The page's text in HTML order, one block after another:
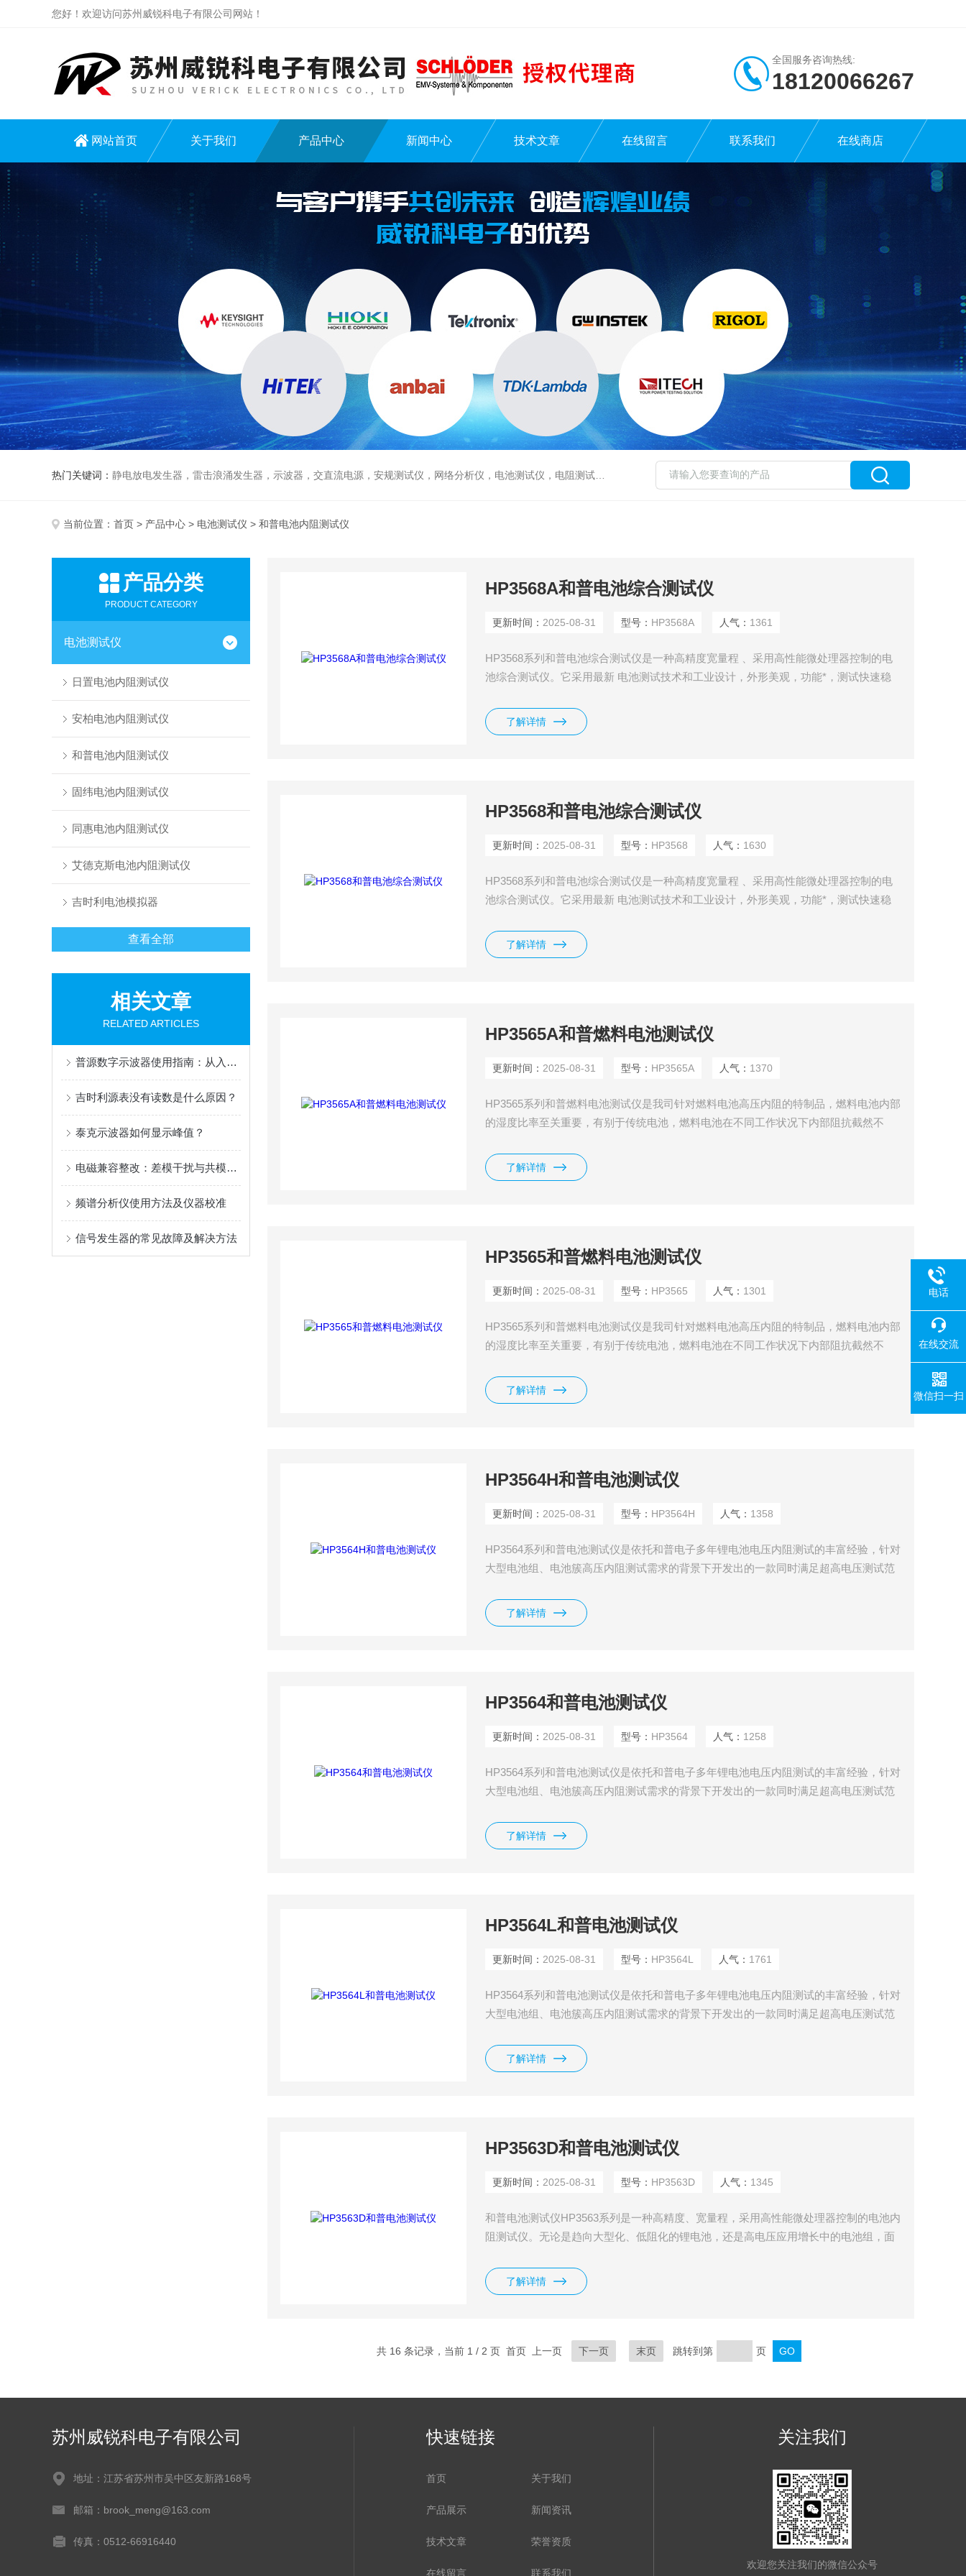
您好！欢迎访问苏州威锐科电子有限公司网站！
全国服务咨询热线:
18120066267
网站首页 关于我们 产品中心 新闻中心 技术文章 在线留言 联系我们 在线商店
热门关键词： 静电放电发生器，雷击浪涌发生器，示波器，交直流电源，安规测试仪，网络分析仪，电池测试仪，电阻测试仪，数据采集仪
当前位置： 首页 > 产品中心 > 电池测试仪 > 和普电池内阻测试仪
产品分类
PRODUCT CATEGORY
电池测试仪
日置电池内阻测试仪
安柏电池内阻测试仪
和普电池内阻测试仪
固纬电池内阻测试仪
同惠电池内阻测试仪
艾德克斯电池内阻测试仪
吉时利电池模拟器
查看全部
相关文章
RELATED ARTICLES
普源数字示波器使用指南：从入门到精通
吉时利源表没有读数是什么原因？
泰克示波器如何显示峰值？
电磁兼容整改：差模干扰与共模干扰
频谱分析仪使用方法及仪器校准
信号发生器的常见故障及解决方法
HP3568A和普电池综合测试仪
更新时间： 2025-08-31 型号： HP3568A 人气： 1361
HP3568系列和普电池综合测试仪是一种高精度宽量程 、采用高性能微处理器控制的电
池综合测试仪。它采用最新 电池测试技术和工业设计，外形美观，功能*，测试快速稳
多个工位的测试，提高测试效率； 一台机器即可完成电池充放电，电池交直流内阻，过
充过放等常规测试。丰富的接口和通讯协议，满足自动化设备的安装需求。
了解详情
HP3568和普电池综合测试仪
更新时间： 2025-08-31 型号： HP3568 人气： 1630
HP3568系列和普电池综合测试仪是一种高精度宽量程 、采用高性能微处理器控制的电
池综合测试仪。它采用最新 电池测试技术和工业设计，外形美观，功能*，测试快速稳
多个工位的测试，提高测试效率； 一台机器即可完成电池充放电，电池交直流内阻，过
充过放等常规测试。丰富的接口和通讯协议，满足自动化设备的安装需求。
了解详情
HP3565A和普燃料电池测试仪
更新时间： 2025-08-31 型号： HP3565A 人气： 1370
HP3565系列和普燃料电池测试仪是我司针对燃料电池高压内阻的特制品，燃料电池内部
的湿度比率至关重要，有别于传统电池，燃料电池在不同工作状况下内部阻抗截然不
况下测试燃料电池的阻抗。在大电流(上百安培)的测试工况下也可稳定测试。
了解详情
HP3565和普燃料电池测试仪
更新时间： 2025-08-31 型号： HP3565 人气： 1301
HP3565系列和普燃料电池测试仪是我司针对燃料电池高压内阻的特制品，燃料电池内部
的湿度比率至关重要，有别于传统电池，燃料电池在不同工作状况下内部阻抗截然不
况下测试燃料电池的阻抗。在大电流(上百安培)的测试工况下也可稳定测试。
了解详情
HP3564H和普电池测试仪
更新时间： 2025-08-31 型号： HP3564H 人气： 1358
HP3564系列和普电池测试仪是依托和普电子多年锂电池电压内阻测试的丰富经验，针对
大型电池组、电池簇高压内阻测试需求的背景下开发出的一款同时满足超高电压测试范
外形精致、功能*、接口丰富、适用于产品研发和自动化产线。
了解详情
HP3564和普电池测试仪
更新时间： 2025-08-31 型号： HP3564 人气： 1258
HP3564系列和普电池测试仪是依托和普电子多年锂电池电压内阻测试的丰富经验，针对
大型电池组、电池簇高压内阻测试需求的背景下开发出的一款同时满足超高电压测试范
外形精致、功能*、接口丰富、适用于产品研发和自动化产线。
了解详情
HP3564L和普电池测试仪
更新时间： 2025-08-31 型号： HP3564L 人气： 1761
HP3564系列和普电池测试仪是依托和普电子多年锂电池电压内阻测试的丰富经验，针对
大型电池组、电池簇高压内阻测试需求的背景下开发出的一款同时满足超高电压测试范
外形精致、功能*、接口丰富、适用于产品研发和自动化产线。
了解详情
HP3563D和普电池测试仪
更新时间： 2025-08-31 型号： HP3563D 人气： 1345
和普电池测试仪HP3563系列是一种高精度、宽量程，采用高性能微处理器控制的电池内
阻测试仪。无论是趋向大型化、低阻化的锂电池，还是高电压应用增长中的电池组，面
产品分辨率高、稳定性好、测试周期短、外形精致、功能*、接口丰富、适用于产品研发
和自动化产线。
了解详情
共 16 条记录，当前 1 / 2 页 首页 上一页 下一页 末页 跳转到第 页
苏州威锐科电子有限公司
地址：江苏省苏州市吴中区友新路168号
邮箱：brook_meng@163.com
传真：0512-66916440
快速链接
首页 关于我们
产品展示 新闻资讯
技术文章 荣誉资质
在线留言 联系我们
关注我们
欢迎您关注我们的微信公众号
电话
在线交流
微信扫一扫